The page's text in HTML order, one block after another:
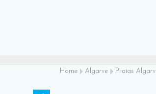
Home Algarve Praias